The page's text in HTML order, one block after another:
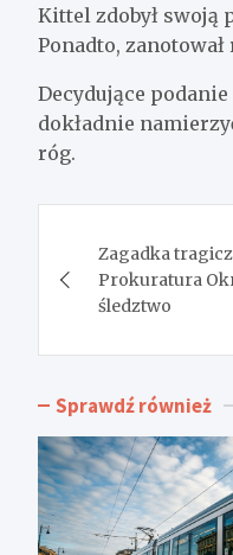
Kittel zdobył swoją
Ponadto,
Decydujące
dokładnie
róg.
wpisu
Zagadka
Prokuratura
śledztwo
Sprawdź również